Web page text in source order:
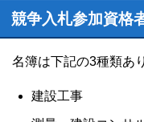
競争入札参加資格
名簿は下記の3種類あ
建設工事